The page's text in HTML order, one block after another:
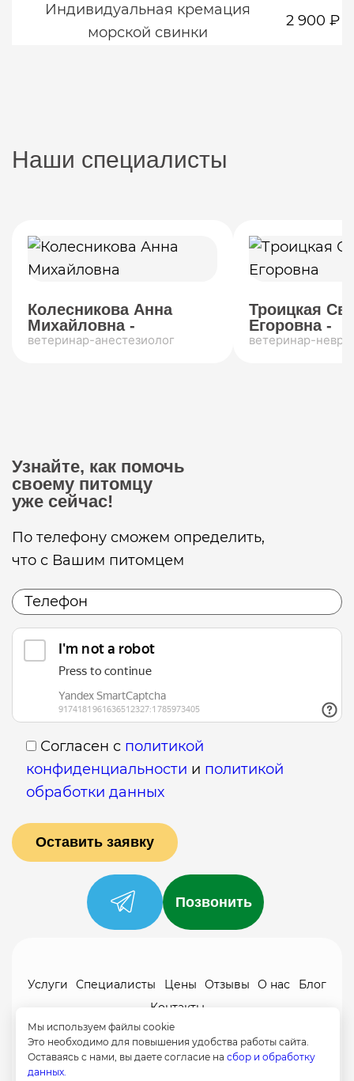
Индивидуальная кремация
морской свинки
2 900 ₽
Наши специалисты
Колесникова Анна
Михайловна -
ветеринар-анестезиолог
Троицкая
Егоровна -
ветеринар-
Узнайте, как помочь
своему питомцу
уже сейчас!
По телефону сможем определить,
что с Вашим питомцем
Согласен с политикой
конфиденциальности и политикой
обработки данных
Мы используем файлы cookie
Это необходимо для повышения удобства работы сайта.
Оставаясь с нами, вы даете согласие на сбор и обработку
данных.
Позвонить
Услуги Специалисты Цены Отзывы О нас
Блог
Контакты
Политика конфиденциальности
Согласие на обработку